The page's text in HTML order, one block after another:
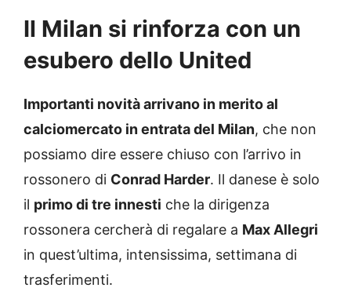
Il Milan si rinforza con un
esubero dello United
Importanti novità arrivano in merito al
calciomercato in entrata del Milan, che non
possiamo dire essere chiuso con l’arrivo in
rossonero di Conrad Harder. Il danese è solo
il primo di tre innesti che la dirigenza
rossonera cercherà di regalare a Max Allegri
in quest’ultima, intensissima, settimana di
trasferimenti.